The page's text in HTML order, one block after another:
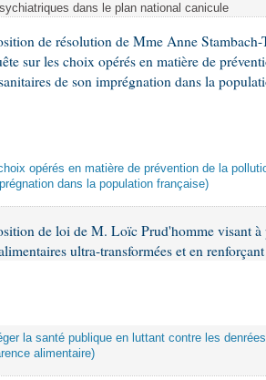
dans le plan national canicule
de résolution de Mme Anne
sur les choix opérés en matière de
de son imprégnation dans la
opérés en matière de prévention de la
dans la population française)
de loi de M. Loïc Prud'homme visant
ultra-transformées et en
la santé publique en luttant contre les
alimentaire)